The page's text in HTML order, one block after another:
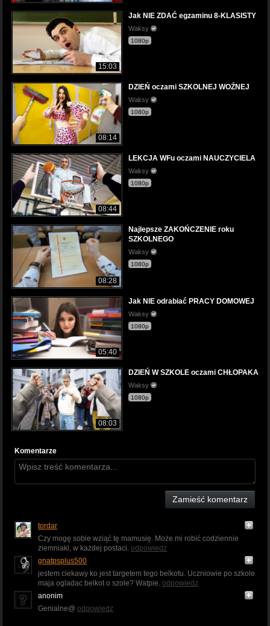
15:03
Jak NIE ZDAĆ egzaminu 8-KLASISTY
Waksy
1080p
08:14
DZIEŃ oczami SZKOLNEJ WOŹNEJ
Waksy
1080p
08:44
LEKCJA WFu oczami NAUCZYCIELA
Waksy
1080p
08:28
Najlepsze ZAKOŃCZENIE roku
SZKOLNEGO
Waksy
1080p
05:40
Jak NIE odrabiać PRACY DOMOWEJ
Waksy
1080p
08:03
DZIEŃ W SZKOLE oczami CHŁOPAKA
Waksy
1080p
Komentarze
Zamieść komentarz
tordar
Czy mogę sobie wziąć tę mamusię. Może mi robić codziennie
ziemniaki, w każdej postaci. odpowiedz
gnatpsplus500
jestem ciekawy ko jest targetem tego belkotu. Uczniowie po szkole
maja ogladac belkot o szole? Watpie. odpowiedz
anonim
Genialne@ odpowiedz